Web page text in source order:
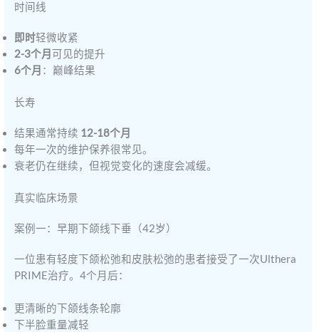
时间线
即时轻微收紧
2-3个月 可见的提升
6个月 ：巅峰结果
长寿
结果通常持续 12-18个月
每年一次的维护保养很常见。
衰老仍在继续，但视觉变化的速度会减缓。
真实临床场景
案例一：早期下颌线下垂（42岁）
一位患有轻度下颌松弛和皮肤松弛的患者接受了一次Ulthera
PRIME治疗。4个月后：
更清晰的下颌线条轮廓
下半脸重量减轻